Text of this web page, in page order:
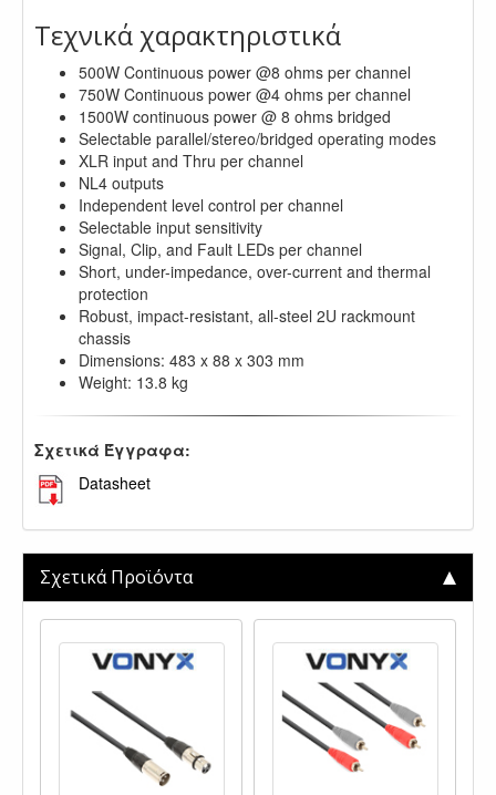
Τεχνικά χαρακτηριστικά
500W Continuous power @8 ohms per channel
750W Continuous power @4 ohms per channel
1500W continuous power @ 8 ohms bridged
Selectable parallel/stereo/bridged operating modes
XLR input and Thru per channel
NL4 outputs
Independent level control per channel
Selectable input sensitivity
Signal, Clip, and Fault LEDs per channel
Short, under-impedance, over-current and thermal
protection
Robust, impact-resistant, all-steel 2U rackmount
chassis
Dimensions: 483 x 88 x 303 mm
Weight: 13.8 kg
Σχετικά Έγγραφα:
Datasheet
Σχετικά Προϊόντα